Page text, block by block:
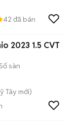
42 đã bán
2023 1.5 CVT
Số sàn
Tây mới)